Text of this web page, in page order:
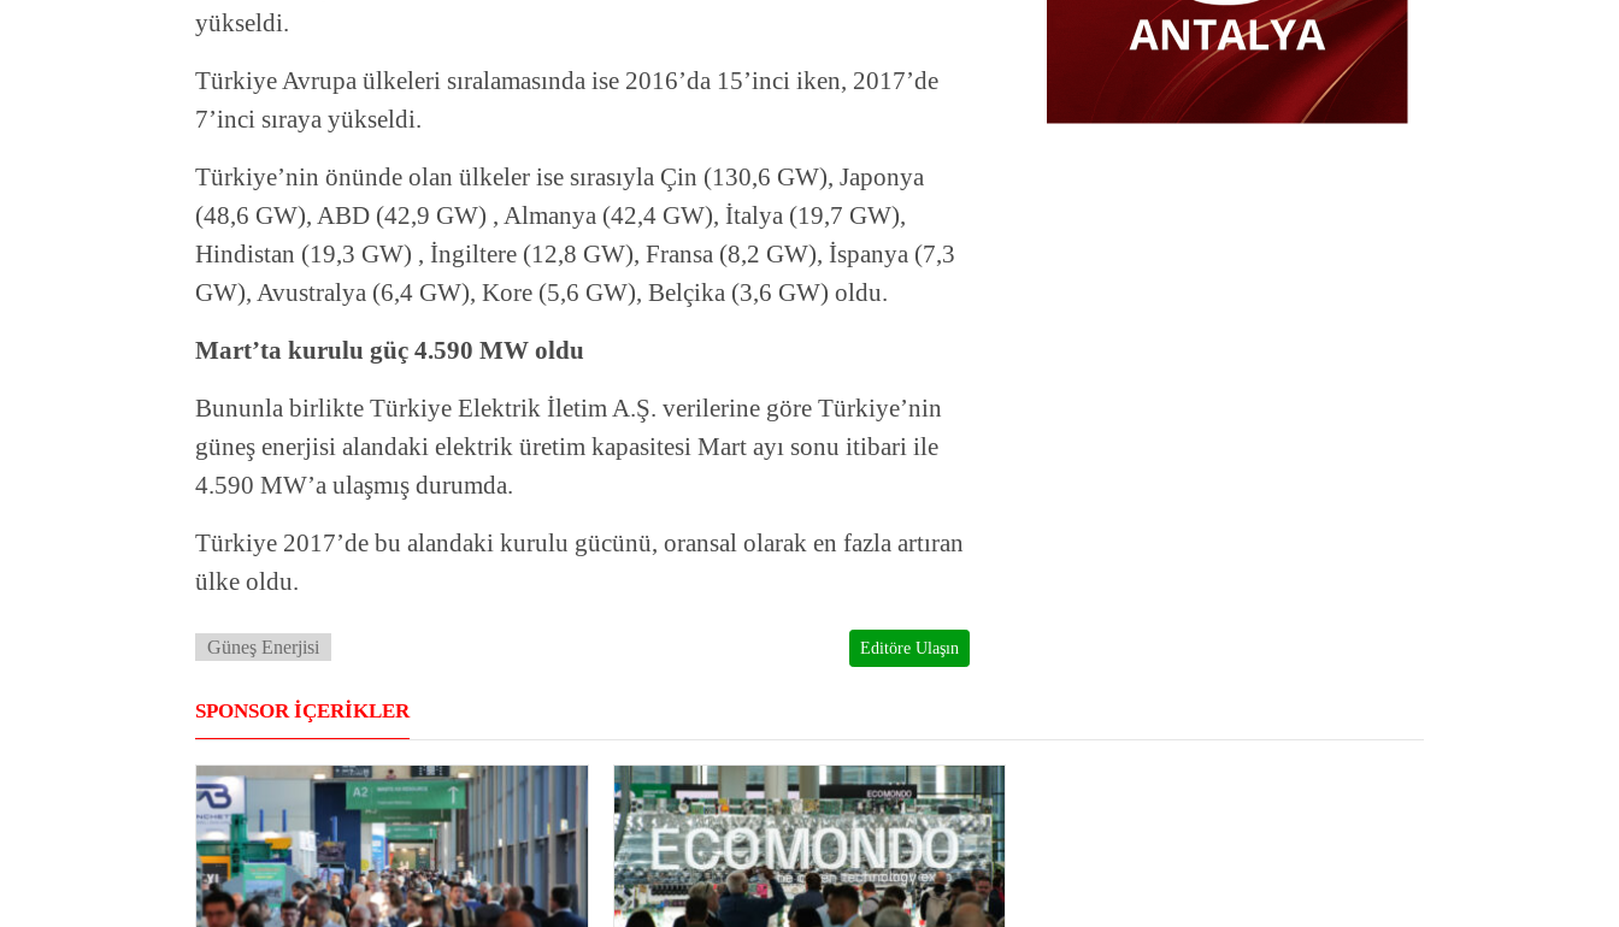
yükseldi.
Türkiye Avrupa ülkeleri sıralamasında ise 2016’da 15’inci iken, 2017’de
7’inci sıraya yükseldi.
Türkiye’nin önünde olan ülkeler ise sırasıyla Çin (130,6 GW), Japonya
(48,6 GW), ABD (42,9 GW) , Almanya (42,4 GW), İtalya (19,7 GW),
Hindistan (19,3 GW) , İngiltere (12,8 GW), Fransa (8,2 GW), İspanya (7,3
GW), Avustralya (6,4 GW), Kore (5,6 GW), Belçika (3,6 GW) oldu.
Mart’ta kurulu güç 4.590 MW oldu
Bununla birlikte Türkiye Elektrik İletim A.Ş. verilerine göre Türkiye’nin
güneş enerjisi alandaki elektrik üretim kapasitesi Mart ayı sonu itibari ile
4.590 MW’a ulaşmış durumda.
Türkiye 2017’de bu alandaki kurulu gücünü, oransal olarak en fazla artıran
ülke oldu.
Güneş Enerjisi Editöre Ulaşın
SPONSOR İÇERİKLER